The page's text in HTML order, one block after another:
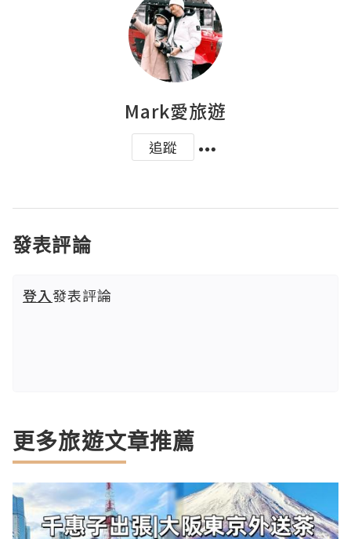
Mark愛旅遊
追蹤
發表評論
登入發表評論
更多旅遊文章推薦